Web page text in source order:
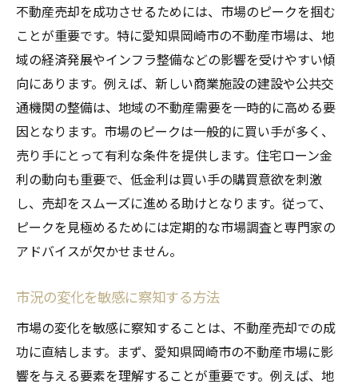
不動産売却を成功させるためには、市場のピークを掴む
ことが重要です。特に愛知県岡崎市の不動産市場は、地
域の経済発展やインフラ整備などの影響を受けやすい傾
向にあります。例えば、新しい商業施設の建設や公共交
通機関の整備は、地域の不動産需要を一時的に高める要
因となります。市場のピークは一般的に買い手が多く、
売り手にとって有利な条件を提供します。住宅ローン金
利の動向も重要で、低金利は買い手の購買意欲を刺激
し、売却をスムーズに進める助けとなります。従って、
ピークを見極めるためには定期的な市場調査と専門家の
アドバイスが欠かせません。
市況の変化を敏感に察知する方法
市場の変化を敏感に察知することは、不動産売却での成
功に直結します。まず、愛知県岡崎市の不動産市場に影
響を与える要素を理解することが重要です。例えば、地